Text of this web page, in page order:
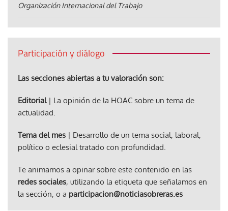
Organización Internacional del Trabajo
Participación y diálogo
Las secciones abiertas a tu valoración son:
Editorial| La opinión de la HOAC sobre un tema de
actualidad.
Tema del mes | Desarrollo de un tema social, laboral,
político o eclesial tratado con profundidad.
Te animamos a opinar sobre este contenido en las
redes sociales, utilizando la etiqueta que señalamos en
la sección, o a participacion@noticiasobreras.es